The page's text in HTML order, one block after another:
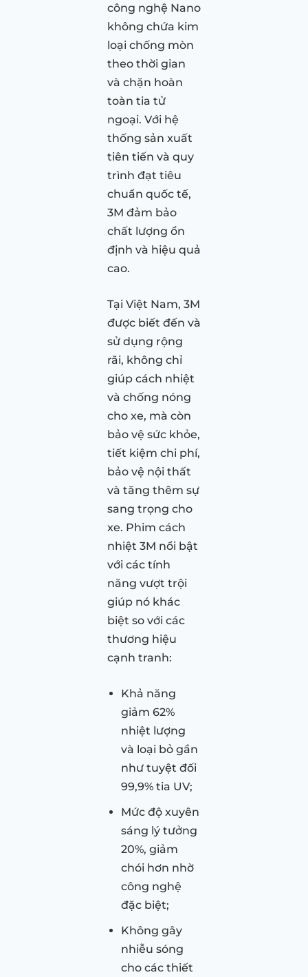
công nghệ Nano
không chứa kim
loại chống mòn
theo thời gian
và chặn hoàn
toàn tia tử
ngoại. Với hệ
thống sản xuất
tiên tiến và quy
trình đạt tiêu
chuẩn quốc tế,
3M đảm bảo
chất lượng ổn
định và hiệu quả
cao.
Tại Việt Nam, 3M
được biết đến và
sử dụng rộng
rãi, không chỉ
giúp cách nhiệt
và chống nóng
cho xe, mà còn
bảo vệ sức khỏe,
tiết kiệm chi phí,
bảo vệ nội thất
và tăng thêm sự
sang trọng cho
xe. Phim cách
nhiệt 3M nổi bật
với các tính
năng vượt trội
giúp nó khác
biệt so với các
thương hiệu
cạnh tranh:
Khả năng
giảm 62%
nhiệt lượng
và loại bỏ gần
như tuyệt đối
99,9% tia UV;
Mức độ xuyên
sáng lý tưởng
20%, giảm
chói hơn nhờ
công nghệ
đặc biệt;
Không gây
nhiễu sóng
cho các thiết